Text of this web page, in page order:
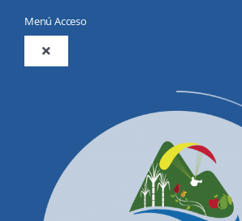
Menú Acceso
Toggle
Productos y Servicios
Convocatorias Precalificación